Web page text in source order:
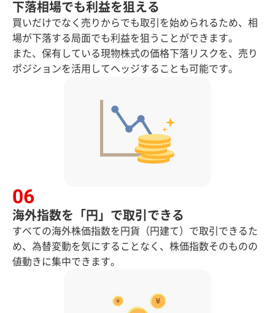
下落相場でも利益を狙える
買いだけでなく売りからでも取引を始められるため、相
場が下落する局面でも利益を狙うことができます。
また、保有している現物株式の価格下落リスクを、売り
ポジションを活用してヘッジすることも可能です。
海外指数を「円」で取引できる
すべての海外株価指数を円貨（円建て）で取引できるた
め、為替変動を気にすることなく、株価指数そのものの
値動きに集中できます。